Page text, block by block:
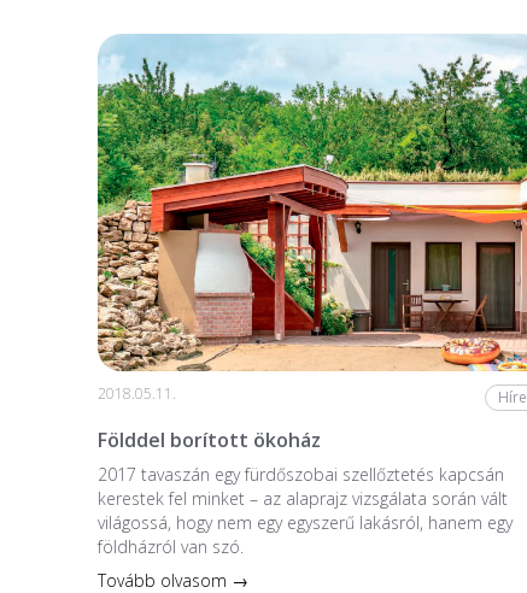
2018.05.11.
Földdel borított ökoház
2017 tavaszán egy fürdőszobai szellőztetés kapcsán
kerestek fel minket – az alaprajz vizsgálata során vált
világossá, hogy nem egy egyszerű lakásról, hanem egy
földházról van szó.
Tovább olvasom →